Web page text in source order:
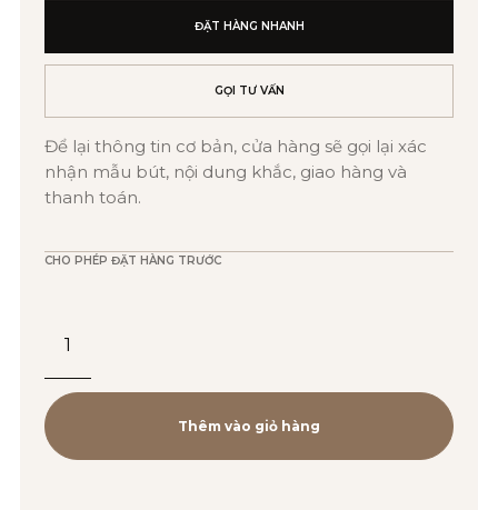
Để lại thông tin cơ bản, cửa hàng sẽ gọi lại xác
nhận mẫu bút, nội dung khắc, giao hàng và
thanh toán.
ĐẶT HÀNG NHANH
GỌI TƯ VẤN
CHO PHÉP ĐẶT HÀNG TRƯỚC
Parker
Đen
Hộp
Thêm vào giỏ hàng